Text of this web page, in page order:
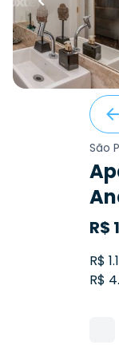
São
R$
R$
R$